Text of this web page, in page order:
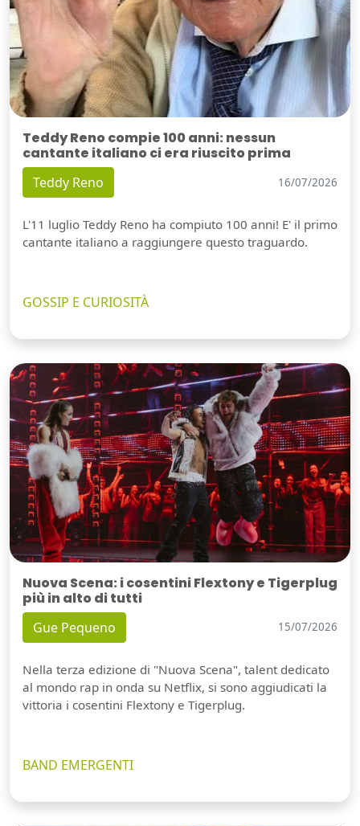
Teddy Reno compie 100 anni: nessun
cantante italiano ci era riuscito prima
Teddy Reno 16/07/2026
L'11 luglio Teddy Reno ha compiuto 100 anni! E' il primo
cantante italiano a raggiungere questo traguardo.
GOSSIP E CURIOSITÀ
Nuova Scena: i cosentini Flextony e Tigerplug
più in alto di tutti
Gue Pequeno 15/07/2026
Nella terza edizione di "Nuova Scena", talent dedicato
al mondo rap in onda su Netflix, si sono aggiudicati la
vittoria i cosentini Flextony e Tigerplug.
BAND EMERGENTI